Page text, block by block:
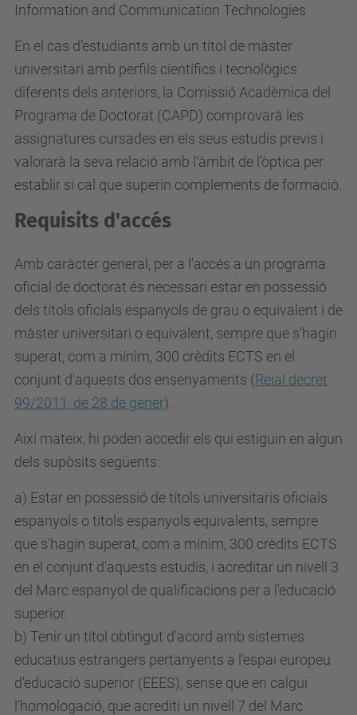
Information and Communication Technologies
En el cas d’estudiants amb un títol de màster
universitari amb perfils científics i tecnològics
diferents dels anteriors, la Comissió Acadèmica del
Programa de Doctorat (CAPD) comprovarà les
assignatures cursades en els seus estudis previs i
valorarà la seva relació amb l’àmbit de l’òptica per
establir si cal que superin complements de formació.
Requisits d'accés
Amb caràcter general, per a l'accés a un programa
oficial de doctorat és necessari estar en possessió
dels títols oficials espanyols de grau o equivalent i de
màster universitari o equivalent, sempre que s'hagin
superat, com a mínim, 300 crèdits ECTS en el
conjunt d'aquests dos ensenyaments (Reial decret
99/2011, de 28 de gener).
Així mateix, hi poden accedir els qui estiguin en algun
dels supòsits següents:
a) Estar en possessió de títols universitaris oficials
espanyols o títols espanyols equivalents, sempre
que s'hagin superat, com a mínim, 300 crèdits ECTS
en el conjunt d'aquests estudis, i acreditar un nivell 3
del Marc espanyol de qualificacions per a l'educació
superior.
b) Tenir un títol obtingut d'acord amb sistemes
educatius estrangers pertanyents a l'espai europeu
d'educació superior (EEES), sense que en calgui
l'homologació, que acrediti un nivell 7 del Marc